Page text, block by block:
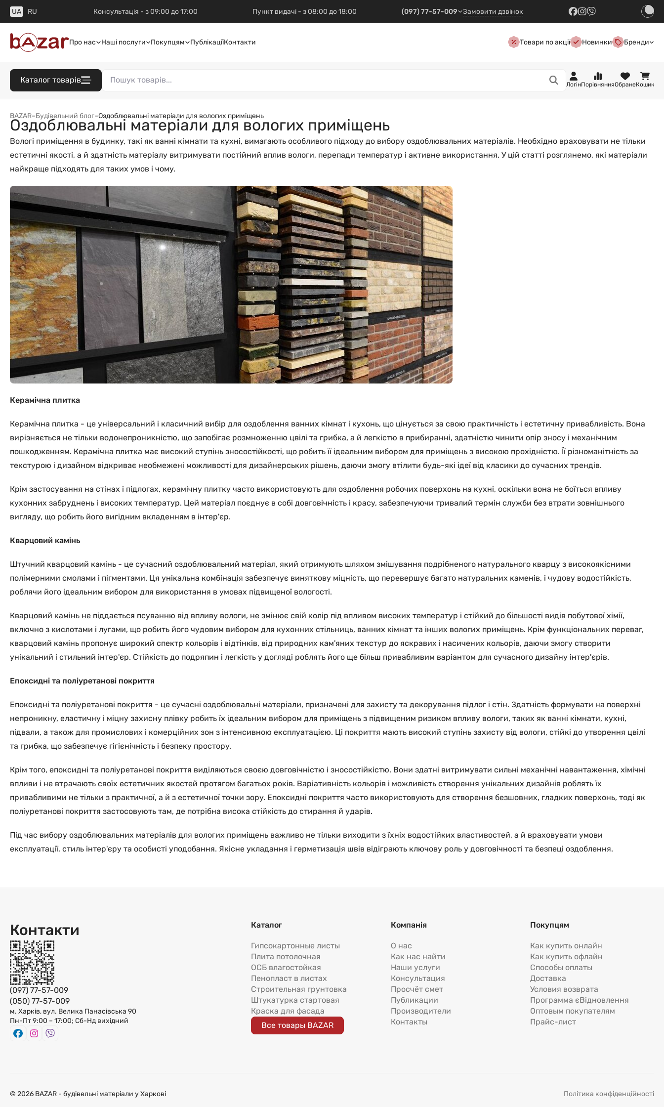
UA RU Консультація - з 09:00 до 17:00 Пункт видачі - з 08:00 до 18:00 (097) 77-57-009 Замовити дзвінок
Про нас Наші послуги Покупцям ПублікаціїКонтакти Товари по акції Новинки Бренди
Каталог товарів
ЛогінПорівнянняОбранеКошик
BAZAR–Будівельний блог–Оздоблювальні матеріали для вологих приміщень
Оздоблювальні матеріали для вологих приміщень
Вологі приміщення в будинку, такі як ванні кімнати та кухні, вимагають особливого підходу до вибору оздоблювальних матеріалів. Необхідно враховувати не тільки
естетичні якості, а й здатність матеріалу витримувати постійний вплив вологи, перепади температур і активне використання. У цій статті розглянемо, які матеріали
найкраще підходять для таких умов і чому.
Керамічна плитка
Керамічна плитка - це універсальний і класичний вибір для оздоблення ванних кімнат і кухонь, що цінується за свою практичність і естетичну привабливість. Вона
вирізняється не тільки водонепроникністю, що запобігає розмноженню цвілі та грибка, а й легкістю в прибиранні, здатністю чинити опір зносу і механічним
пошкодженням. Керамічна плитка має високий ступінь зносостійкості, що робить її ідеальним вибором для приміщень з високою прохідністю. Її різноманітність за
текстурою і дизайном відкриває необмежені можливості для дизайнерських рішень, даючи змогу втілити будь-які ідеї від класики до сучасних трендів.
Крім застосування на стінах і підлогах, керамічну плитку часто використовують для оздоблення робочих поверхонь на кухні, оскільки вона не боїться впливу
кухонних забруднень і високих температур. Цей матеріал поєднує в собі довговічність і красу, забезпечуючи тривалий термін служби без втрати зовнішнього
вигляду, що робить його вигідним вкладенням в інтер'єр.
Кварцовий камінь
Штучний кварцовий камінь - це сучасний оздоблювальний матеріал, який отримують шляхом змішування подрібненого натурального кварцу з високоякісними
полімерними смолами і пігментами. Ця унікальна комбінація забезпечує виняткову міцність, що перевершує багато натуральних каменів, і чудову водостійкість,
роблячи його ідеальним вибором для використання в умовах підвищеної вологості.
Кварцовий камінь не піддається псуванню від впливу вологи, не змінює свій колір під впливом високих температур і стійкий до більшості видів побутової хімії,
включно з кислотами і лугами, що робить його чудовим вибором для кухонних стільниць, ванних кімнат та інших вологих приміщень. Крім функціональних переваг,
кварцовий камінь пропонує широкий спектр кольорів і відтінків, від природних кам'яних текстур до яскравих і насичених кольорів, даючи змогу створити
унікальний і стильний інтер'єр. Стійкість до подряпин і легкість у догляді роблять його ще більш привабливим варіантом для сучасного дизайну інтер'єрів.
Епоксидні та поліуретанові покриття
Епоксидні та поліуретанові покриття - це сучасні оздоблювальні матеріали, призначені для захисту та декорування підлог і стін. Здатність формувати на поверхні
непроникну, еластичну і міцну захисну плівку робить їх ідеальним вибором для приміщень з підвищеним ризиком впливу вологи, таких як ванні кімнати, кухні,
підвали, а також для промислових і комерційних зон з інтенсивною експлуатацією. Ці покриття мають високий ступінь захисту від вологи, стійкі до утворення цвілі
та грибка, що забезпечує гігієнічність і безпеку простору.
Крім того, епоксидні та поліуретанові покриття виділяються своєю довговічністю і зносостійкістю. Вони здатні витримувати сильні механічні навантаження, хімічні
впливи і не втрачають своїх естетичних якостей протягом багатьох років. Варіативність кольорів і можливість створення унікальних дизайнів роблять їх
привабливими не тільки з практичної, а й з естетичної точки зору. Епоксидні покриття часто використовують для створення безшовних, гладких поверхонь, тоді як
поліуретанові покриття застосовують там, де потрібна висока стійкість до стирання й ударів.
Під час вибору оздоблювальних матеріалів для вологих приміщень важливо не тільки виходити з їхніх водостійких властивостей, а й враховувати умови
експлуатації, стиль інтер'єру та особисті уподобання. Якісне укладання і герметизація швів відіграють ключову роль у довговічності та безпеці оздоблення.
Контакти
(097) 77-57-009
(050) 77-57-009
м. Харків, вул. Велика Панасівська 90
Пн-Пт 9:00 – 17:00; Сб-Нд вихідний
Каталог
Гипсокартонные листы
Плита потолочная
ОСБ влагостойкая
Пенопласт в листах
Строительная грунтовка
Штукатурка стартовая
Краска для фасада
Все товары BAZAR
Компанія
О нас
Как нас найти
Наши услуги
Консультация
Просчёт смет
Публикации
Производители
Контакты
Покупцям
Как купить онлайн
Как купить офлайн
Способы оплаты
Доставка
Условия возврата
Программа єВідновлення
Оптовым покупателям
Прайс-лист
© 2026 BAZAR - будівельні матеріали у Харкові Політика конфіденційності